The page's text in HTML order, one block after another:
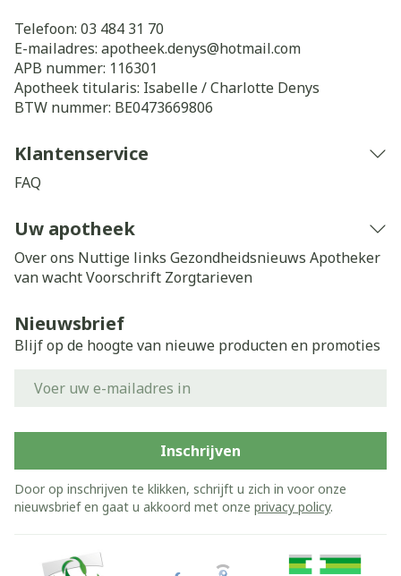
Telefoon: 03 484 31 70
E-mailadres: apotheek.denys@hotmail.com
APB nummer: 116301
Apotheek titularis: Isabelle / Charlotte Denys
BTW nummer: BE0473669806
Klantenservice
FAQ
Uw apotheek
Over ons Nuttige links Gezondheidsnieuws Apotheker
van wachtVoorschrift Zorgtarieven
Nieuwsbrief
Blijf op de hoogte van nieuwe producten en promoties
Inschrijven
Door op inschrijven te klikken, schrijft u zich in voor onze
nieuwsbrief en gaat u akkoord met onze privacy policy.